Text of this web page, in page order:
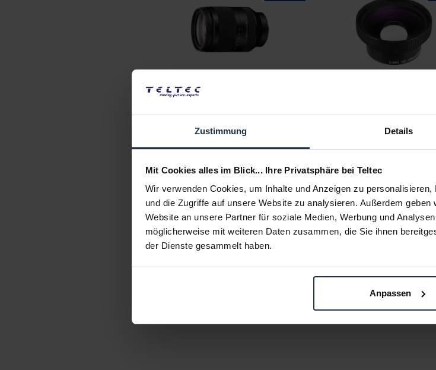
Zustimmung Details
Mit Cookies alles im Blick... Ihre Privatsphäre bei Teltec
Wir verwenden Cookies, um Inhalte und Anzeigen zu
und die Zugriffe auf unsere Website zu analysieren. Außerdem
Website an unsere Partner für soziale Medien, Werbung und
möglicherweise mit weiteren Daten zusammen, die Sie ihnen
der Dienste gesammelt haben.
Anpassen
E-Mount FE 24240 Zoom-Objektiv
Artikelnummer: 12348524
€ 581,98
sofort ab Lager
Artikelnummer: 12347843
sofort ab Lager